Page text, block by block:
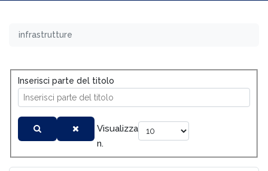
infrastrutture
Inserisci parte del titolo
Visualizza
n.